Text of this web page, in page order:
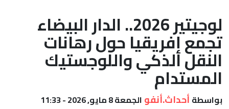
الصحراء
لوجيتير 2026.. الدار البيضاء
تجمع إفريقيا حول رهانات
النقل الذكي واللوجستيك
المستدام
بواسطة أحداث.أنفو الجمعة 8 مايو, 2026 - 11:33